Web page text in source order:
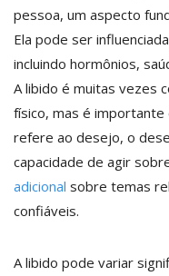
pessoa, um aspecto
Ela pode ser
incluindo hormônios,
A libido é muitas vezes
físico, mas é
refere ao desejo, o
capacidade de agir
adicional sobre temas
confiáveis.
A libido pode variar